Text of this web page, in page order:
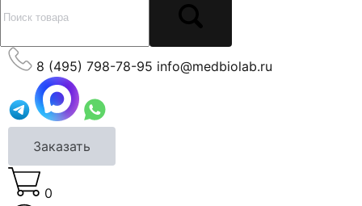
8 (495) 798-78-95 info@medbiolab.ru
Заказать
0